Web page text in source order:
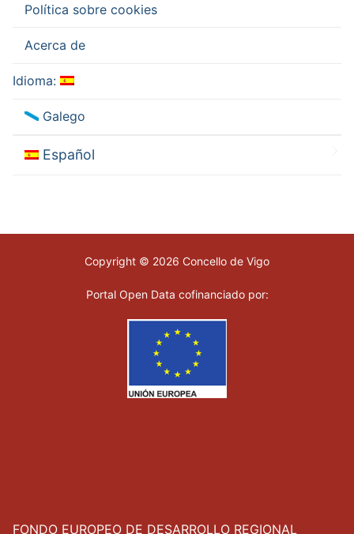
Política sobre cookies
Acerca de
Idioma:
Galego
Español
Copyright © 2026 Concello de Vigo
Portal Open Data cofinanciado por:
FONDO EUROPEO DE DESARROLLO REGIONAL